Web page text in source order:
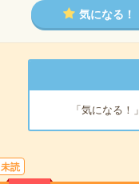
気になる！
「気になる
未読